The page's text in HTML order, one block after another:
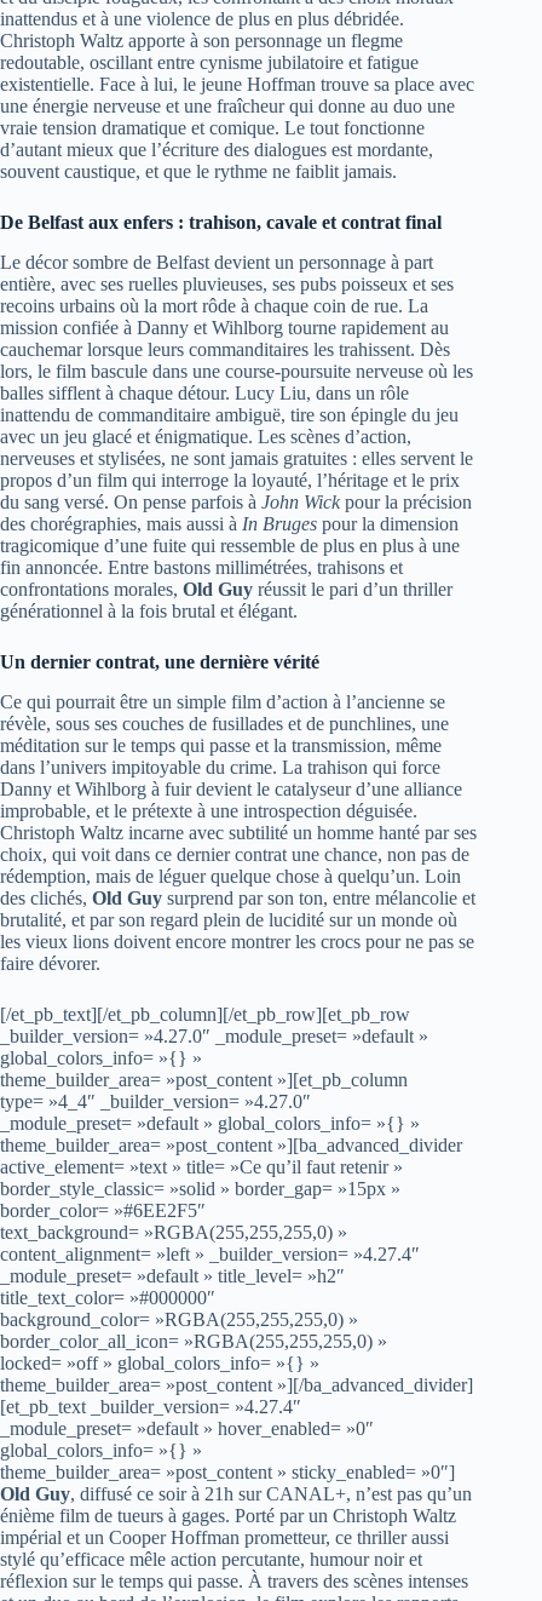
inattendus et à une violence de plus en plus débridée.
Christoph Waltz apporte à son personnage un flegme
redoutable, oscillant entre cynisme jubilatoire et fatigue
existentielle. Face à lui, le jeune Hoffman trouve sa place avec
une énergie nerveuse et une fraîcheur qui donne au duo une
vraie tension dramatique et comique. Le tout fonctionne
d’autant mieux que l’écriture des dialogues est mordante,
souvent caustique, et que le rythme ne faiblit jamais.
De Belfast aux enfers : trahison, cavale et contrat final
Le décor sombre de Belfast devient un personnage à part
entière, avec ses ruelles pluvieuses, ses pubs poisseux et ses
recoins urbains où la mort rôde à chaque coin de rue. La
mission confiée à Danny et Wihlborg tourne rapidement au
cauchemar lorsque leurs commanditaires les trahissent. Dès
lors, le film bascule dans une course-poursuite nerveuse où les
balles sifflent à chaque détour. Lucy Liu, dans un rôle
inattendu de commanditaire ambiguë, tire son épingle du jeu
avec un jeu glacé et énigmatique. Les scènes d’action,
nerveuses et stylisées, ne sont jamais gratuites : elles servent le
propos d’un film qui interroge la loyauté, l’héritage et le prix
du sang versé. On pense parfois à John Wick pour la précision
des chorégraphies, mais aussi à In Bruges pour la dimension
tragicomique d’une fuite qui ressemble de plus en plus à une
fin annoncée. Entre bastons millimétrées, trahisons et
confrontations morales, Old Guy réussit le pari d’un thriller
générationnel à la fois brutal et élégant.
Un dernier contrat, une dernière vérité
Ce qui pourrait être un simple film d’action à l’ancienne se
révèle, sous ses couches de fusillades et de punchlines, une
méditation sur le temps qui passe et la transmission, même
dans l’univers impitoyable du crime. La trahison qui force
Danny et Wihlborg à fuir devient le catalyseur d’une alliance
improbable, et le prétexte à une introspection déguisée.
Christoph Waltz incarne avec subtilité un homme hanté par ses
choix, qui voit dans ce dernier contrat une chance, non pas de
rédemption, mais de léguer quelque chose à quelqu’un. Loin
des clichés, Old Guy surprend par son ton, entre mélancolie et
brutalité, et par son regard plein de lucidité sur un monde où
les vieux lions doivent encore montrer les crocs pour ne pas se
faire dévorer.
[/et_pb_text][/et_pb_column][/et_pb_row][et_pb_row
_builder_version= »4.27.0″ _module_preset= »default »
global_colors_info= »{} »
theme_builder_area= »post_content »][et_pb_column
type= »4_4″ _builder_version= »4.27.0″
_module_preset= »default » global_colors_info= »{} »
theme_builder_area= »post_content »][ba_advanced_divider
active_element= »text » title= »Ce qu’il faut retenir »
border_style_classic= »solid » border_gap= »15px »
border_color= »#6EE2F5″
text_background= »RGBA(255,255,255,0) »
content_alignment= »left » _builder_version= »4.27.4″
_module_preset= »default » title_level= »h2″
title_text_color= »#000000″
background_color= »RGBA(255,255,255,0) »
border_color_all_icon= »RGBA(255,255,255,0) »
locked= »off » global_colors_info= »{} »
theme_builder_area= »post_content »][/ba_advanced_divider]
[et_pb_text _builder_version= »4.27.4″
_module_preset= »default » hover_enabled= »0″
global_colors_info= »{} »
theme_builder_area= »post_content » sticky_enabled= »0″]
Old Guy, diffusé ce soir à 21h sur CANAL+, n’est pas qu’un
énième film de tueurs à gages. Porté par un Christoph Waltz
impérial et un Cooper Hoffman prometteur, ce thriller aussi
stylé qu’efficace mêle action percutante, humour noir et
réflexion sur le temps qui passe. À travers des scènes intenses